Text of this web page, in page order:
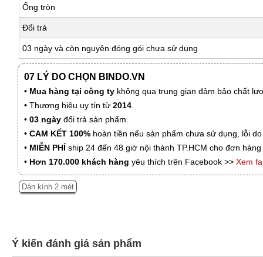
Ống tròn
Đổi trả
03 ngày và còn nguyên đóng gói chưa sử dụng
07 LÝ DO CHỌN BINDO.VN
• Mua hàng tại công ty không qua trung gian đảm bảo chất
• Thương hiệu uy tín từ 2014.
• 03 ngày đổi trả sản phẩm.
• CAM KẾT 100% hoàn tiền nếu sản phẩm chưa sử dụng, lỗi
• MIỄN PHÍ ship 24 đến 48 giờ nội thành TP.HCM cho đơn
• Hơn 170.000 khách hàng yêu thích trên Facebook >> Xem
Dán kính 2 mét
Ý kiến đánh giá sản phẩm